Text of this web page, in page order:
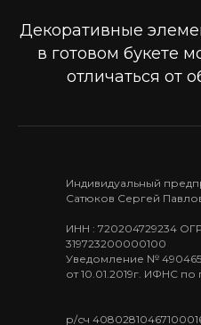
Декоративные
в готовом букете
отличаться от
Индивидуальный
Сатюков Сергей
ИНН : 720204729234
319723200000100
Уведомление №
от 10.01.2019г. ИФНС
р/сч